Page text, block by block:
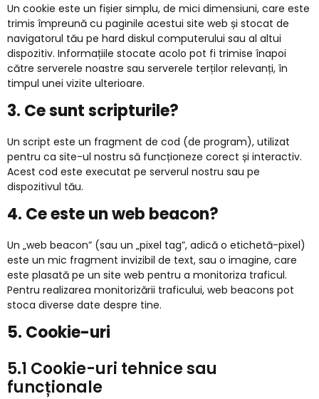
Un cookie este un fișier simplu, de mici dimensiuni, care este
trimis împreună cu paginile acestui site web și stocat de
navigatorul tău pe hard diskul computerului sau al altui
dispozitiv. Informațiile stocate acolo pot fi trimise înapoi
către serverele noastre sau serverele terților relevanți, în
timpul unei vizite ulterioare.
3. Ce sunt scripturile?
Un script este un fragment de cod (de program), utilizat
pentru ca site-ul nostru să funcționeze corect și interactiv.
Acest cod este executat pe serverul nostru sau pe
dispozitivul tău.
4. Ce este un web beacon?
Un „web beacon” (sau un „pixel tag”, adică o etichetă-pixel)
este un mic fragment invizibil de text, sau o imagine, care
este plasată pe un site web pentru a monitoriza traficul.
Pentru realizarea monitorizării traficului, web beacons pot
stoca diverse date despre tine.
5. Cookie-uri
5.1 Cookie-uri tehnice sau
funcționale